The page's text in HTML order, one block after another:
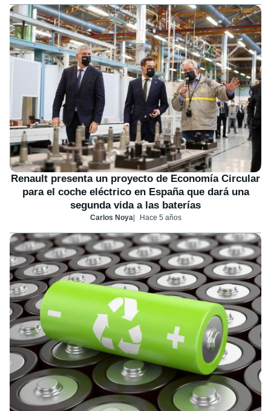
Renault presenta un proyecto de Economía Circular
para el coche eléctrico en España que dará una
segunda vida a las baterías
Carlos Noya Hace 5 años